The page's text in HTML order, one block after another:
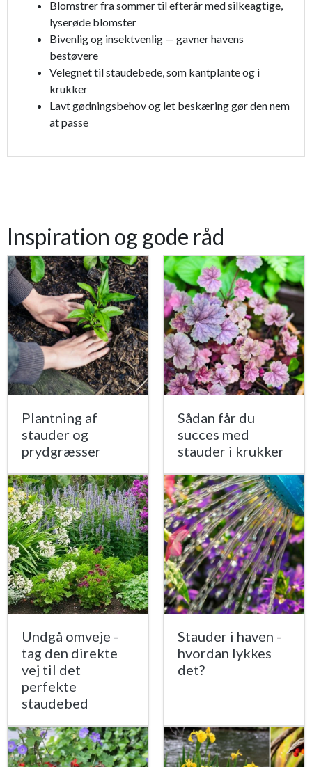
Blomstrer fra sommer til efterår med silkeagtige,
lyserøde blomster
Bivenlig og insektvenlig — gavner havens
bestøvere
Velegnet til staudebede, som kantplante og i
krukker
Lavt gødningsbehov og let beskæring gør den nem
at passe
Inspiration og gode råd
Plantning af
stauder og
prydgræsser
Sådan får du
succes med
stauder i krukker
Undgå omveje -
tag den direkte
vej til det
perfekte
staudebed
Stauder i haven -
hvordan lykkes
det?